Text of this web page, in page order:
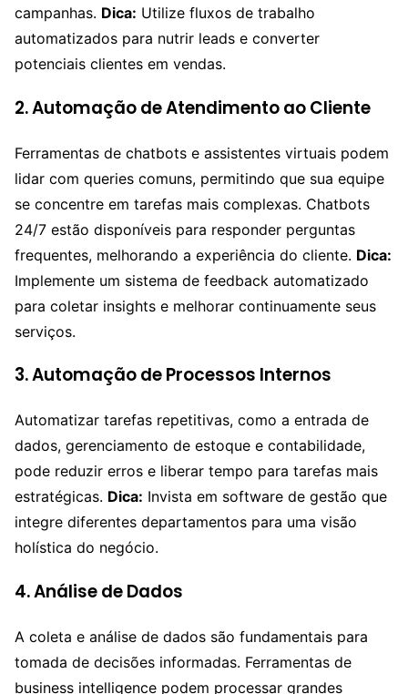
campanhas. Dica: Utilize fluxos de trabalho
automatizados para nutrir leads e converter
potenciais clientes em vendas.
2. Automação de Atendimento ao Cliente
Ferramentas de chatbots e assistentes virtuais podem
lidar com queries comuns, permitindo que sua equipe
se concentre em tarefas mais complexas. Chatbots
24/7 estão disponíveis para responder perguntas
frequentes, melhorando a experiência do cliente. Dica:
Implemente um sistema de feedback automatizado
para coletar insights e melhorar continuamente seus
serviços.
3. Automação de Processos Internos
Automatizar tarefas repetitivas, como a entrada de
dados, gerenciamento de estoque e contabilidade,
pode reduzir erros e liberar tempo para tarefas mais
estratégicas. Dica: Invista em software de gestão que
integre diferentes departamentos para uma visão
holística do negócio.
4. Análise de Dados
A coleta e análise de dados são fundamentais para
tomada de decisões informadas. Ferramentas de
business intelligence podem processar grandes